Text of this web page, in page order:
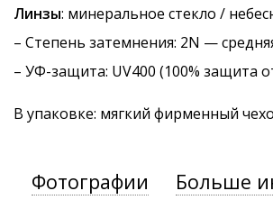
Линзы: минеральное стекло /
– Степень затемнения: 2N —
– УФ-защита: UV400 (100% защита
В упаковке: мягкий фирменный
Фотографии Больше